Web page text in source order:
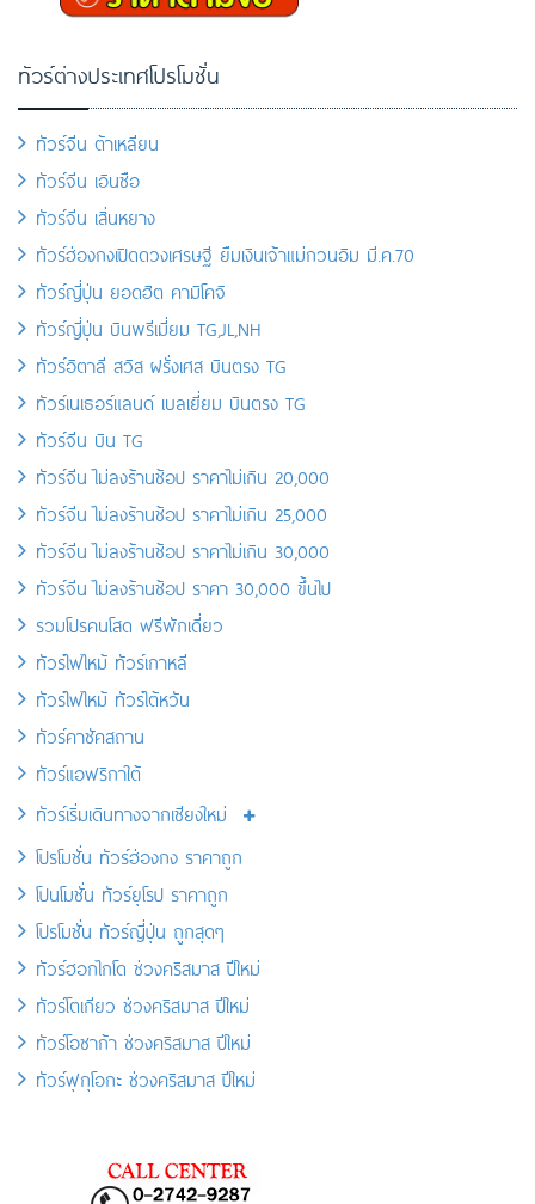
ทัวร์ต่างประเทศโปรโมชั่น
ทัวร์จีน ต้าเหลียน
ทัวร์จีน เอินซือ
ทัวร์จีน เสิ่นหยาง
ทัวร์ฮ่องกงเปิดดวงเศรษฐี ยืมเงินเจ้าแม่กวนอิม มี.ค.70
ทัวร์ญี่ปุ่น ยอดฮิต คามิโคจิ
ทัวร์ญี่ปุ่น บินพรีเมี่ยม TG,JL,NH
ทัวร์อิตาลี สวิส ฝรั่งเศส บินตรง TG
ทัวร์เนเธอร์แลนด์ เบลเยี่ยม บินตรง TG
ทัวร์จีน บิน TG
ทัวร์จีน ไม่ลงร้านช้อป ราคาไม่เกิน 20,000
ทัวร์จีน ไม่ลงร้านช้อป ราคาไม่เกิน 25,000
ทัวร์จีน ไม่ลงร้านช้อป ราคาไม่เกิน 30,000
ทัวร์จีน ไม่ลงร้านช้อป ราคา 30,000 ขึ้นไป
รวมโปรคนโสด ฟรีพักเดี่ยว
ทัวร์ไฟไหม้ ทัวร์เกาหลี
ทัวร์ไฟไหม้ ทัวร์ไต้หวัน
ทัวร์คาซัคสถาน
ทัวร์แอฟริกาใต้
ทัวร์เริ่มเดินทางจากเชียงใหม่
โปรโมชั่น ทัวร์ฮ่องกง ราคาถูก
โปนโมชั่น ทัวร์ยุโรป ราคาถูก
โปรโมชั่น ทัวร์ญี่ปุ่น ถูกสุดๆ
ทัวร์ฮอกไกโด ช่วงคริสมาส ปีใหม่
ทัวร์โตเกียว ช่วงคริสมาส ปีใหม่
ทัวร์โอซาก้า ช่วงคริสมาส ปีใหม่
ทัวร์ฟุกุโอกะ ช่วงคริสมาส ปีใหม่